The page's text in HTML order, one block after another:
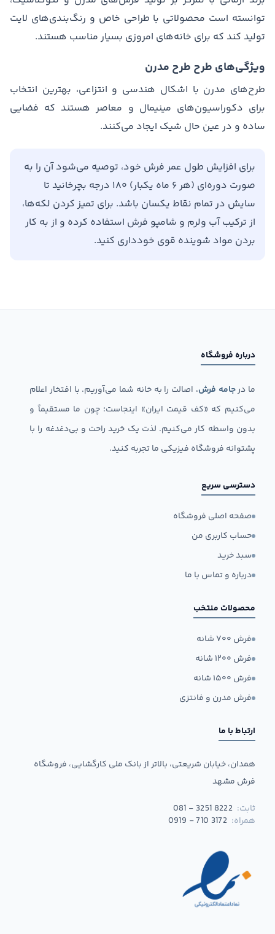
توانسته است محصولاتی با طراحی خاص و رنگ‌بندی‌های لایت
تولید کند که برای خانه‌های امروزی بسیار مناسب هستند.
ویژگی‌های طرح طرح مدرن
طرح‌های مدرن با اشکال هندسی و انتزاعی، بهترین انتخاب
برای دکوراسیون‌های مینیمال و معاصر هستند که فضایی
ساده و در عین حال شیک ایجاد می‌کنند.
برای افزایش طول عمر فرش خود، توصیه می‌شود آن را به
صورت دوره‌ای (هر ۶ ماه یکبار) ۱۸۰ درجه بچرخانید تا
سایش در تمام نقاط یکسان باشد. برای تمیز کردن لکه‌ها،
از ترکیب آب ولرم و شامپو فرش استفاده کرده و از به کار
بردن مواد شوینده قوی خودداری کنید.
درباره فروشگاه
ما درجامه فرش، اصالت را به خانه شما می‌آوریم. با افتخار اعلام
می‌کنیم که «کف قیمت ایران» اینجاست؛ چون ما مستقیماً و
بدون واسطه کار می‌کنیم. لذت یک خرید راحت و بی‌دغدغه را با
پشتوانه فروشگاه فیزیکی ما تجربه کنید.
دسترسی سریع
صفحه اصلی فروشگاه
حساب کاربری من
سبد خرید
درباره و تماس با ما
محصولات منتخب
فرش ۷۰۰ شانه
فرش ۱۲۰۰ شانه
فرش ۱۵۰۰ شانه
فرش مدرن و فانتزی
ارتباط با ما
همدان، خیابان شریعتی، بالاتر از بانک ملی کارگشایی، فروشگاه
فرش مشهد
ثابت: 081 - 3251 8222
همراه: 0919 - 710 3172